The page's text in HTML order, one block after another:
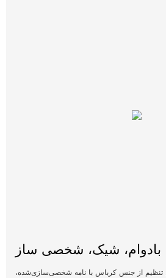
بادوام، شیک، شخصی ساز
از جنس کرباس با نامه شخصی‌سازی‌شده،